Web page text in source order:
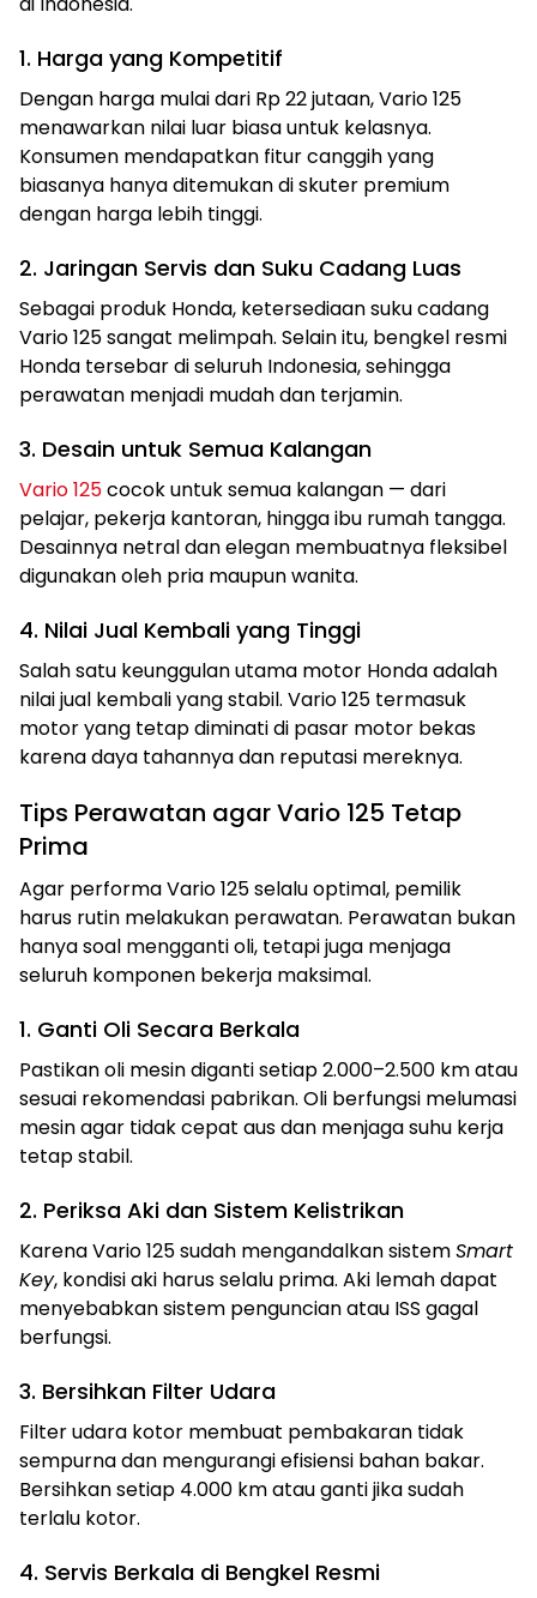
1. Harga yang Kompetitif
Dengan harga mulai dari Rp 22 jutaan, Vario 125
menawarkan nilai luar biasa untuk kelasnya.
Konsumen mendapatkan fitur canggih yang
biasanya hanya ditemukan di skuter premium
dengan harga lebih tinggi.
2. Jaringan Servis dan Suku Cadang Luas
Sebagai produk Honda, ketersediaan suku cadang
Vario 125 sangat melimpah. Selain itu, bengkel resmi
Honda tersebar di seluruh Indonesia, sehingga
perawatan menjadi mudah dan terjamin.
3. Desain untuk Semua Kalangan
Vario 125cocok untuk semua kalangan — dari
pelajar, pekerja kantoran, hingga ibu rumah tangga.
Desainnya netral dan elegan membuatnya fleksibel
digunakan oleh pria maupun wanita.
4. Nilai Jual Kembali yang Tinggi
Salah satu keunggulan utama motor Honda adalah
nilai jual kembali yang stabil. Vario 125 termasuk
motor yang tetap diminati di pasar motor bekas
karena daya tahannya dan reputasi mereknya.
Tips Perawatan agar Vario 125 Tetap
Prima
Agar performa Vario 125 selalu optimal, pemilik
harus rutin melakukan perawatan. Perawatan bukan
hanya soal mengganti oli, tetapi juga menjaga
seluruh komponen bekerja maksimal.
1. Ganti Oli Secara Berkala
Pastikan oli mesin diganti setiap 2.000–2.500 km atau
sesuai rekomendasi pabrikan. Oli berfungsi melumasi
mesin agar tidak cepat aus dan menjaga suhu kerja
tetap stabil.
2. Periksa Aki dan Sistem Kelistrikan
Karena Vario 125 sudah mengandalkan sistemSmart
Key, kondisi aki harus selalu prima. Aki lemah dapat
menyebabkan sistem penguncian atau ISS gagal
berfungsi.
3. Bersihkan Filter Udara
Filter udara kotor membuat pembakaran tidak
sempurna dan mengurangi efisiensi bahan bakar.
Bersihkan setiap 4.000 km atau ganti jika sudah
terlalu kotor.
4. Servis Berkala di Bengkel Resmi